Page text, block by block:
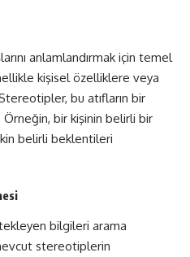
anlamlandırmak için temel
kişisel özelliklere veya
bu atıfların bir
Örneğin, bir kişinin belirli bir
belirli beklentileri
bilgileri arama
stereotiplerin